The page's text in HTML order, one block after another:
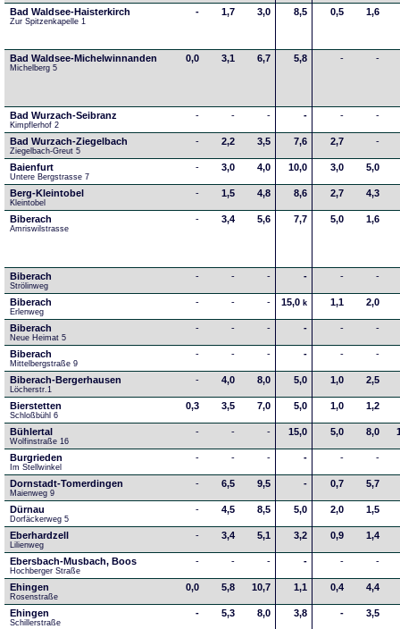
Bad Waldsee-Haisterkirch
Zur Spitzenkapelle 1
- 1,7 3,0 8,5 0,5 1,6
Bad Waldsee-Michelwinnanden
Michelberg 5
0,0 3,1 6,7 5,8 - -
Bad Wurzach-Seibranz
Kimpflerhof 2
- - - - - -
Bad Wurzach-Ziegelbach
Ziegelbach-Greut 5
- 2,2 3,5 7,6 2,7 -
Baienfurt
Untere Bergstrasse 7
- 3,0 4,0 10,0 3,0 5,0
Berg-Kleintobel
Kleintobel
- 1,5 4,8 8,6 2,7 4,3
Biberach
Amriswilstrasse
- 3,4 5,6 7,7 5,0 1,6
Biberach
Strölinweg
- - - - - -
Biberach
Erlenweg
- - - 15,0 k 1,1 2,0
Biberach
Neue Heimat 5
- - - - - -
Biberach
Mittelbergstraße 9
- - - - - -
Biberach-Bergerhausen
Löcherstr.1
- 4,0 8,0 5,0 1,0 2,5
Bierstetten
Schloßbühl 6
0,3 3,5 7,0 5,0 1,0 1,2
Bühlertal
Wolfinstraße 16
- - - 15,0 5,0 8,0
Burgrieden
Im Stellwinkel
- - - - - -
Dornstadt-Tomerdingen
Maienweg 9
- 6,5 9,5 - 0,7 5,7
Dürnau
Dorfäckerweg 5
- 4,5 8,5 5,0 2,0 1,5
Eberhardzell
Lilienweg
- 3,4 5,1 3,2 0,9 1,4
Ebersbach-Musbach, Boos
Hochberger Straße
- - - - - -
Ehingen
Rosenstraße
0,0 5,8 10,7 1,1 0,4 4,4
Ehingen
Schillerstraße
- 5,3 8,0 3,8 - 3,5